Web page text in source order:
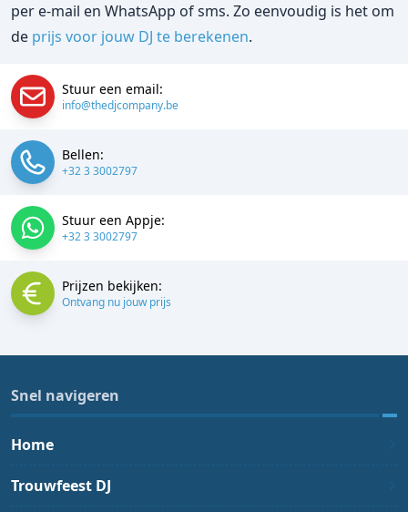
per e-mail en WhatsApp of sms. Zo eenvoudig is het om
de prijs voor jouw DJ te berekenen.
Stuur een email:
info@thedjcompany.be
Bellen:
+32 3 3002797
Stuur een Appje:
+32 3 3002797
Prijzen bekijken:
Ontvang nu jouw prijs
Snel navigeren
Home
Trouwfeest DJ